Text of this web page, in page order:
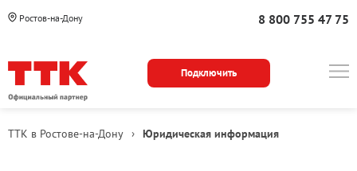
Ростов-на-Дону 8 800 755 47 75
Подключить
ТТК в Ростове-на-Дону › Юридическая информация